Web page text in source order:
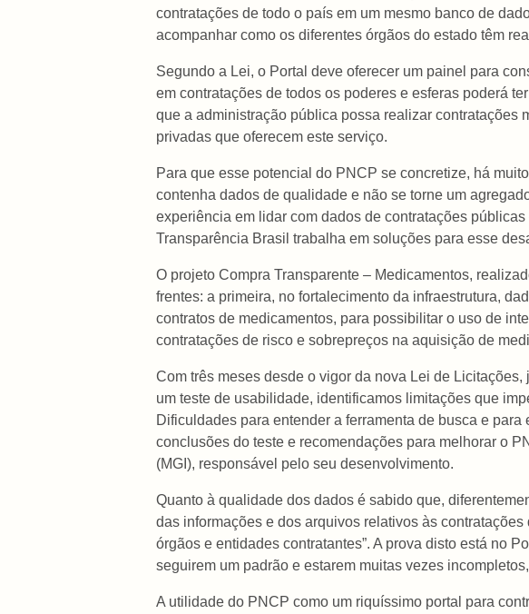
contratações de todo o país em um mesmo banco de
acompanhar como os diferentes órgãos do estado têm
Segundo a Lei, o Portal deve oferecer um painel para
em contratações de todos os poderes e esferas poderá
que a administração pública possa realizar contratações
privadas que oferecem este serviço.
Para que esse potencial do PNCP se concretize, há
contenha dados de qualidade e não se torne um
experiência em lidar com dados de contratações
Transparência Brasil trabalha em soluções para esse
O projeto Compra Transparente – Medicamentos,
frentes: a primeira, no fortalecimento da infraestrutura,
contratos de medicamentos, para possibilitar o uso de
contratações de risco e sobrepreços na aquisição de
Com três meses desde o vigor da nova Lei de
um teste de usabilidade, identificamos limitações que
Dificuldades para entender a ferramenta de busca e
conclusões do teste e recomendações para melhorar o
(MGI), responsável pelo seu desenvolvimento.
Quanto à qualidade dos dados é sabido que,
das informações e dos arquivos relativos às
órgãos e entidades contratantes”. A prova disto está no
seguirem um padrão e estarem muitas vezes incompletos,
A utilidade do PNCP como um riquíssimo portal para